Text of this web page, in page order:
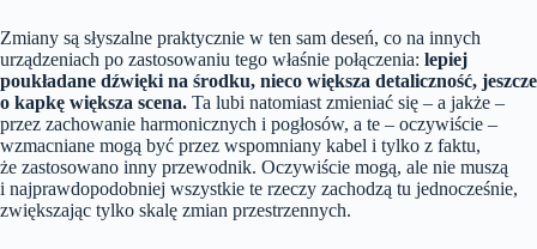
Zmiany są słyszalne praktycznie w ten sam deseń, co na innych
urządzeniach po zastosowaniu tego właśnie połączenia: lepiej
poukładane dźwięki na środku, nieco większa detaliczność, jeszcze
o kapkę większa scena. Ta lubi natomiast zmieniać się – a jakże –
przez zachowanie harmonicznych i pogłosów, a te – oczywiście –
wzmacniane mogą być przez wspomniany kabel i tylko z faktu,
że zastosowano inny przewodnik. Oczywiście mogą, ale nie muszą
i najprawdopodobniej wszystkie te rzeczy zachodzą tu jednocześnie,
zwiększając tylko skalę zmian przestrzennych.